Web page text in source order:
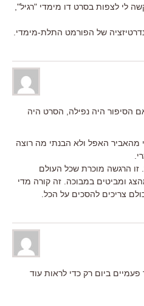
לי לצפות בסרט דו מימדי "רגיל",
של הפורמט התלת-מימדי.
הסיפור היה נפילה, הסרט היה
מהאביר האפל ולא הבנתי מה רוצה
זו הרגשה מוכרת שכל העולם
ומביטים במבוכה. זה קורה מדי
צריכים להסכים על הכל.
פעמיים ביום רק כדי לראות עוד